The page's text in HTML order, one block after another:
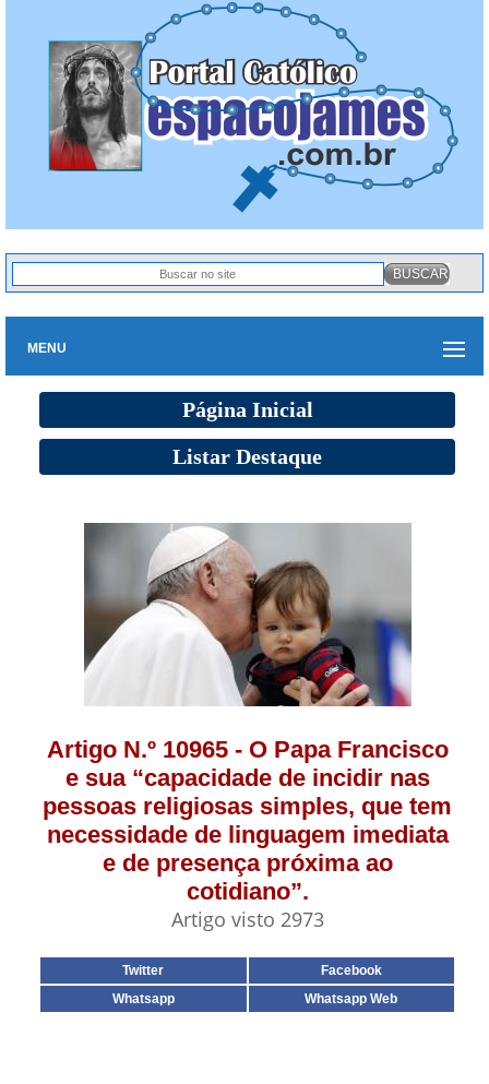
MENU
Página Inicial
Listar Destaque
Artigo N.º 10965 - O Papa Francisco
e sua “capacidade de incidir nas
pessoas religiosas simples, que tem
necessidade de linguagem imediata
e de presença próxima ao
cotidiano”.
Artigo visto 2973
Twitter
Facebook
Whatsapp
Whatsapp Web